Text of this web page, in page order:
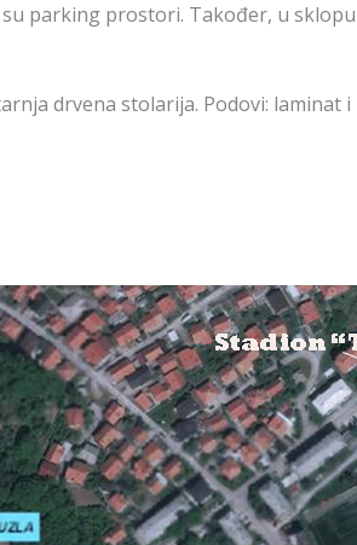
parking prostori. Također, u
drvena stolarija. Podovi: laminat